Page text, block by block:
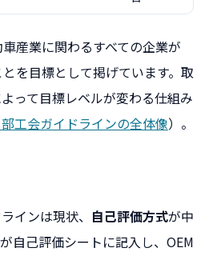
産業に関わるすべての企業が
を目標として掲げています。取
って目標レベルが変わる仕組み
工会ガイドラインの全体像）。
インは現状、 自己評価方式が中
自己評価シートに記入し、OEM